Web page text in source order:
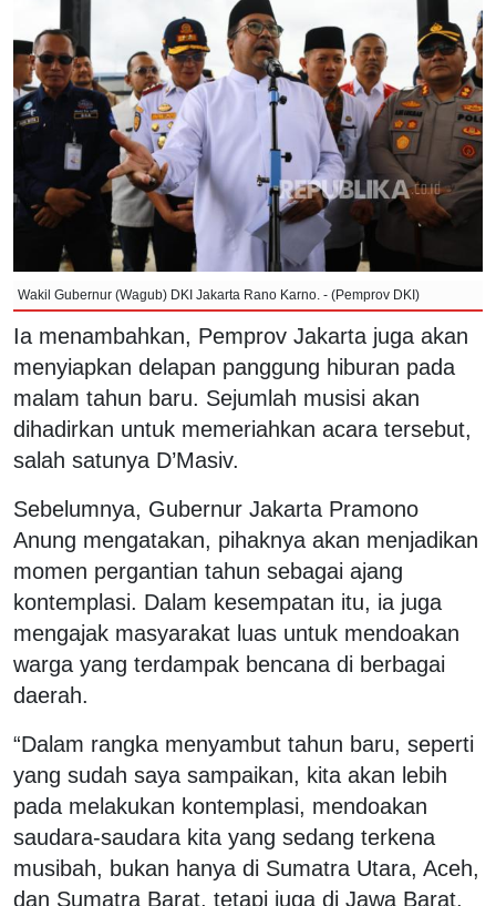
Wakil Gubernur (Wagub) DKI Jakarta Rano Karno. - (Pemprov DKI)
Ia menambahkan, Pemprov Jakarta juga akan
menyiapkan delapan panggung hiburan pada
malam tahun baru. Sejumlah musisi akan
dihadirkan untuk memeriahkan acara tersebut,
salah satunya D’Masiv.
Sebelumnya, Gubernur Jakarta Pramono
Anung mengatakan, pihaknya akan menjadikan
momen pergantian tahun sebagai ajang
kontemplasi. Dalam kesempatan itu, ia juga
mengajak masyarakat luas untuk mendoakan
warga yang terdampak bencana di berbagai
daerah.
“Dalam rangka menyambut tahun baru, seperti
yang sudah saya sampaikan, kita akan lebih
pada melakukan kontemplasi, mendoakan
saudara-saudara kita yang sedang terkena
musibah, bukan hanya di Sumatra Utara, Aceh,
dan Sumatra Barat, tetapi juga di Jawa Barat,